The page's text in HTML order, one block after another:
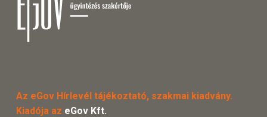
Az eGov Hírlevél tájékoztató, szakmai kiadvány.
Kiadója az eGov Kft.